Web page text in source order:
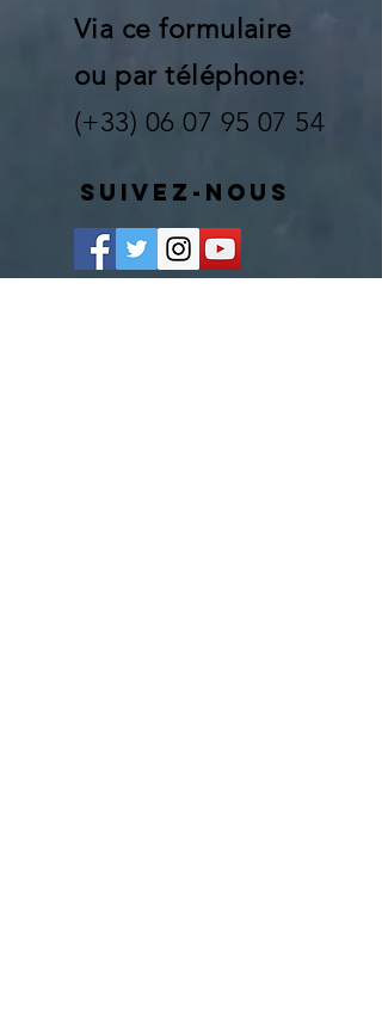
Via ce formulaire
ou par téléphone:
(+33) 06 07 95 07 54
SUIVEZ-NOUS